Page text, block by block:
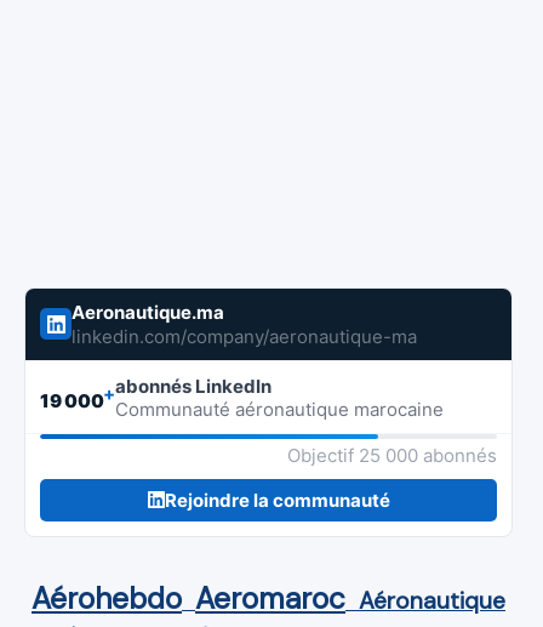
Aeronautique.ma
linkedin.com/company/aeronautique-ma
19 000+abonnés LinkedIn
Communauté aéronautique marocaine
Objectif 25 000 abonnés
Rejoindre la communauté
Aérohebdo Aeromaroc Aéronautique